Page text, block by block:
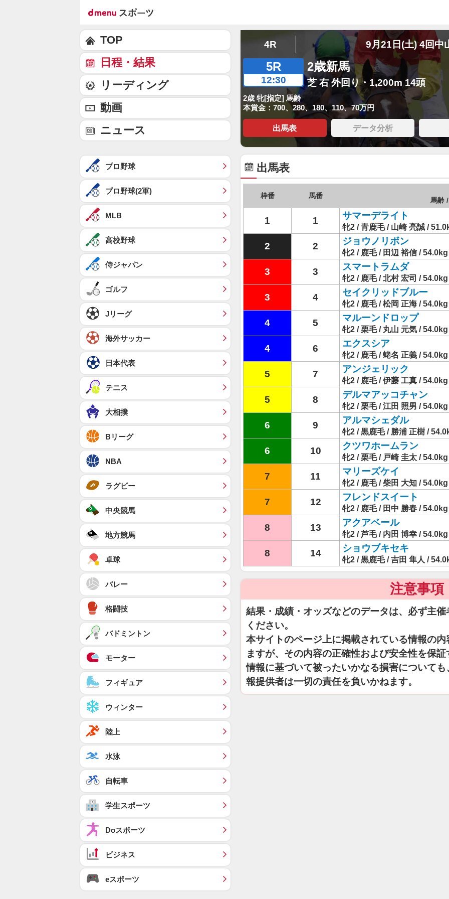
4R 9月21日(土) 4回中
5R
12:30
2歳新馬
芝 右 外回り・1,200m 14頭
2歳 牝[指定] 馬齢
本賞金：700、280、180、110、70万円
出馬表 データ分析
出馬表
枠番 馬番
馬齢
1 1 サマーデライト
牝2 / 青鹿毛 / 山崎 亮誠 /
2 2 ジョウノリボン
牝2 / 鹿毛 / 田辺 裕信 / 54.0kg
3 3 スマートラムダ
牝2 / 鹿毛 / 北村 宏司 / 54.0kg
3 4 セイクリッドブルー
牝2 / 鹿毛 / 松岡 正海 / 54.0kg
4 5 マルーンドロップ
牝2 / 栗毛 / 丸山 元気 / 54.0kg
4 6 エクスシア
牝2 / 鹿毛 / 蛯名 正義 / 54.0kg
5 7 アンジェリック
牝2 / 鹿毛 / 伊藤 工真 / 54.0kg
5 8 デルマアッコチャン
牝2 / 栗毛 / 江田 照男 / 54.0kg
6 9 アルマシェダル
牝2 / 黒鹿毛 / 勝浦 正樹 /
6 10 クツワホームラン
牝2 / 栗毛 / 戸崎 圭太 / 54.0kg
7 11 マリーズケイ
牝2 / 鹿毛 / 柴田 大知 / 54.0kg
7 12 フレンドスイート
牝2 / 鹿毛 / 田中 勝春 / 54.0kg
8 13 アクアベール
牝2 / 芦毛 / 内田 博幸 / 54.0kg
8 14 ショウブキセキ
牝2 / 黒鹿毛 / 吉田 隼人 /
注意事項
結果・成績・オッズなどのデータは、必ず主
ください。
本サイトのページ上に掲載されている情報の
ますが、その内容の正確性および安全性を保
情報に基づいて被ったいかなる損害について
報提供者は一切の責任を負いかねます。
TOP
日程・結果
リーディング
動画
ニュース
プロ野球
プロ野球(2軍)
MLB
高校野球
侍ジャパン
ゴルフ
Jリーグ
海外サッカー
日本代表
テニス
大相撲
Bリーグ
NBA
ラグビー
中央競馬
地方競馬
卓球
バレー
格闘技
バドミントン
モーター
フィギュア
ウィンター
陸上
水泳
自転車
学生スポーツ
Doスポーツ
ビジネス
eスポーツ